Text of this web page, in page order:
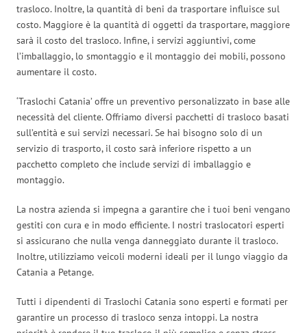
trasloco. Inoltre, la quantità di beni da trasportare influisce sul
costo. Maggiore è la quantità di oggetti da trasportare, maggiore
sarà il costo del trasloco. Infine, i servizi aggiuntivi, come
l’imballaggio, lo smontaggio e il montaggio dei mobili, possono
aumentare il costo.
‘Traslochi Catania’ offre un preventivo personalizzato in base alle
necessità del cliente. Offriamo diversi pacchetti di trasloco basati
sull’entità e sui servizi necessari. Se hai bisogno solo di un
servizio di trasporto, il costo sarà inferiore rispetto a un
pacchetto completo che include servizi di imballaggio e
montaggio.
La nostra azienda si impegna a garantire che i tuoi beni vengano
gestiti con cura e in modo efficiente. I nostri traslocatori esperti
si assicurano che nulla venga danneggiato durante il trasloco.
Inoltre, utilizziamo veicoli moderni ideali per il lungo viaggio da
Catania a Petange.
Tutti i dipendenti di Traslochi Catania sono esperti e formati per
garantire un processo di trasloco senza intoppi. La nostra